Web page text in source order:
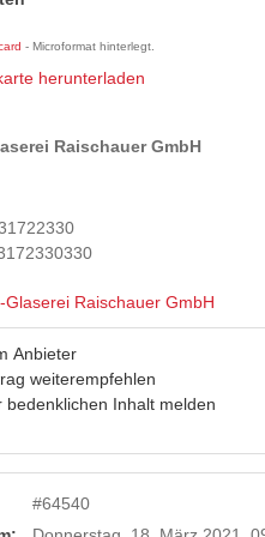
- Microformat hinterlegt.
herunterladen
Raischauer GmbH
Glaserei Raischauer GmbH
Anbieter
weiterempfehlen
bedenklichen Inhalt melden
#64540